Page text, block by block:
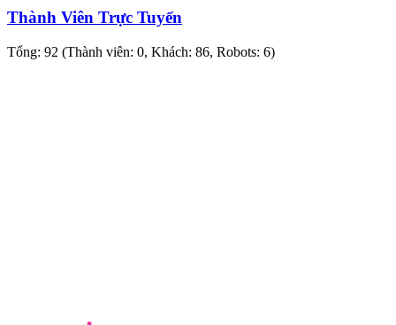
Thành Viên Trực Tuyến
Tổng: 92 (Thành viên: 0, Khách: 86, Robots: 6)